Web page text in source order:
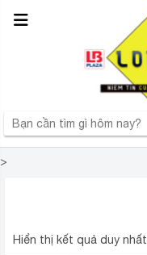
>
Hiển thị kết quả duy nhất